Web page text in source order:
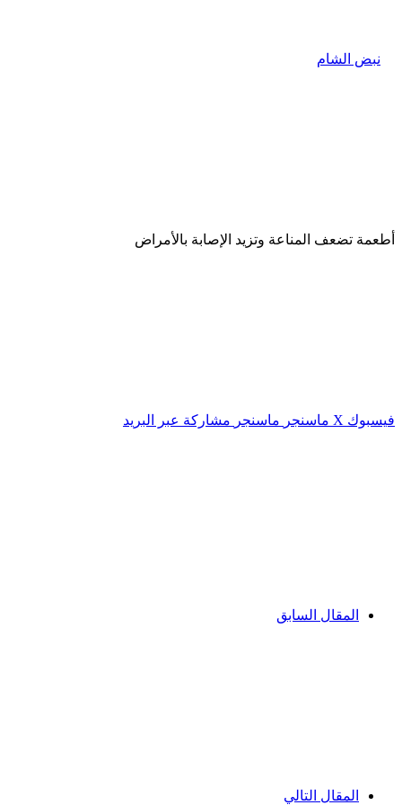
أطعمة تضعف المناعة وتزيد الإصابة بالأمراض
فيسبوك ‫X ماسنجر ماسنجر مشاركة عبر البريد
المقال السابق
المقال التالي